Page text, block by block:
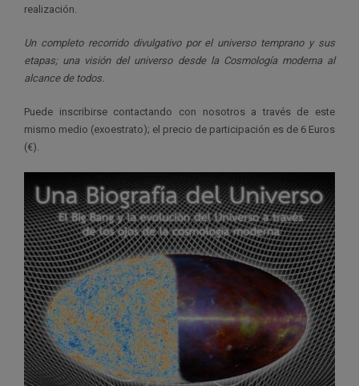
realización.
Un completo recorrido divulgativo por el universo temprano y sus
etapas; una visión del universo desde la Cosmología moderna al
alcance de todos.
Puede inscribirse contactando con nosotros a través de este
mismo medio (exoestrato); el precio de participación es de 6 Euros
(€).